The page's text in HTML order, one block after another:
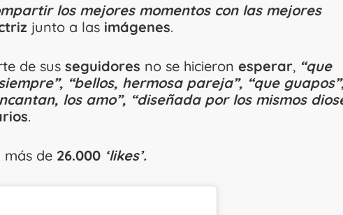
los mejores momentos con las mejores
junto a las imágenes.
de sus seguidores no se hicieron esperar, “que
“bellos, hermosa pareja”, “que
los amo”, “diseñada por los mismos
.
más de 26.000 ‘likes’.